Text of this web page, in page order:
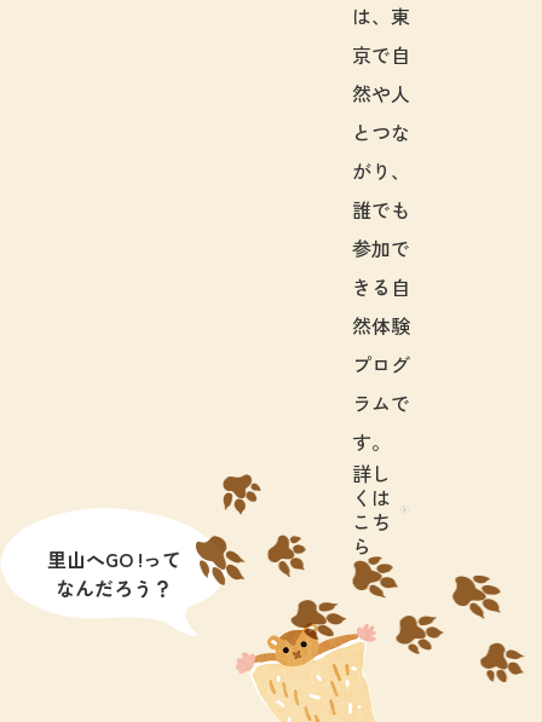
は、東
京で自
然や人
とつな
がり、
誰でも
参加で
きる自
然体験
プログ
ラムで
す。
詳し
くは
こち
ら
里山へGO !って
なんだろう？